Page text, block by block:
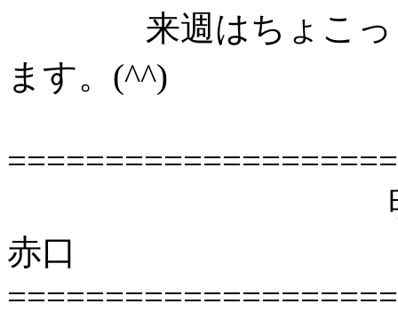
来週はちょこっと
ます。(^^)
明日（2日
赤口